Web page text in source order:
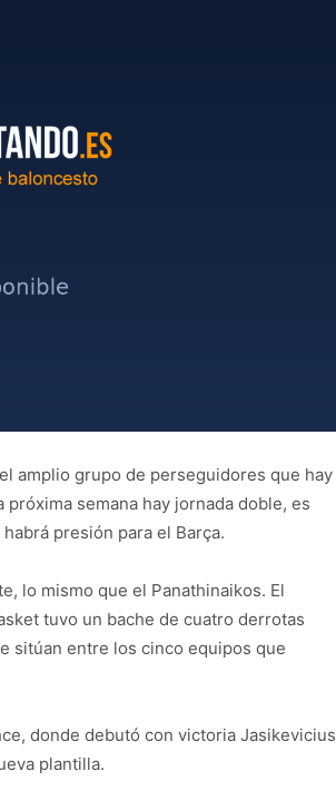
amplio grupo de perseguidores que hay
semana hay jornada doble, es
presión para el Barça.
lo mismo que el Panathinaikos. El
tuvo un bache de cuatro derrotas
sitúan entre los cinco equipos que
donde debutó con victoria Jasikevicius
plantilla.